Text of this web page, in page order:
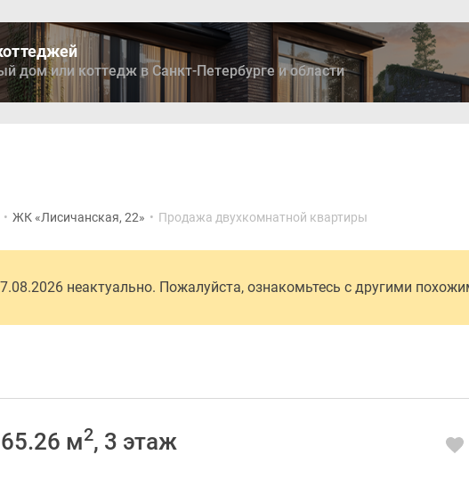
дом или коттедж в Санкт-Петербурге и области
• ЖК «Лисичанская, 22» • Продажа двухкомнатной квартиры
неактуально. Пожалуйста, ознакомьтесь с другими
м2, 3 этаж